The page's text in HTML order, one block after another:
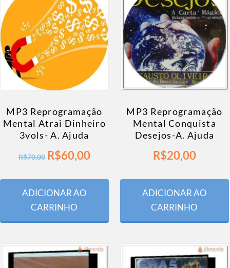
MP3 Reprogramação
Mental Atrai Dinheiro
3vols- A. Ajuda
R$70,00 R$60,00
ADICIONAR AO
CARRINHO
MP3 Reprogramação
Mental Conquista
Desejos-A. Ajuda
R$20,00
ADICIONAR AO
CARRINHO